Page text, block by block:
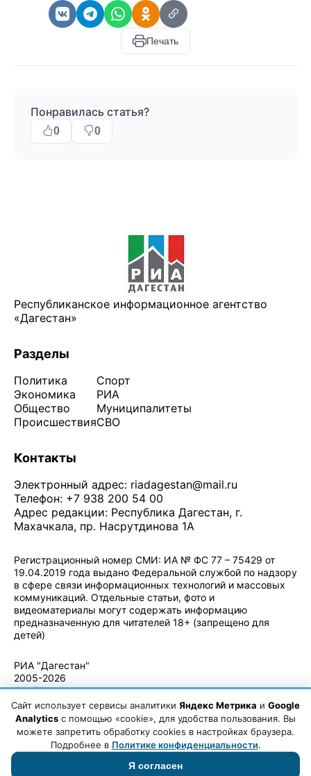
Печать
Понравилась статья?
0 0
Республиканское информационное агентство
«Дагестан»
Разделы
Политика
Экономика
Общество
Происшествия
Спорт
РИА
Муниципалитеты
СВО
Контакты
Электронный адрес: riadagestan@mail.ru
Телефон: +7 938 200 54 00
Адрес редакции: Республика Дагестан, г.
Махачкала, пр. Насрутдинова 1А
Регистрационный номер СМИ: ИА № ФС 77 – 75429 от
19.04.2019 года выдано Федеральной службой по надзору
в сфере связи информационных технологий и массовых
коммуникаций. Отдельные статьи, фото и
видеоматериалы могут содержать информацию
предназначенную для читателей 18+ (запрещено для
детей)
РИА "Дагестан"
2005-2026
© - Правила
использования
материалов.
Авторские
Сайт использует сервисы аналитики Яндекс Метрика и Google
Analytics с помощью «cookie», для удобства пользования. Вы
можете запретить обработку cookies в настройках браузера.
Подробнее в Политике конфиденциальности.
Я согласен